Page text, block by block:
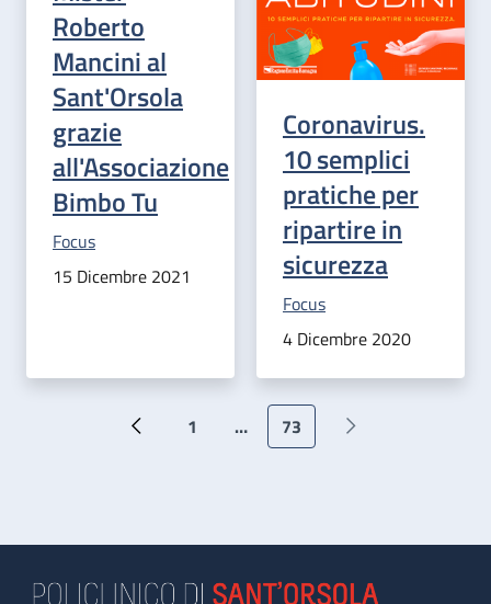
Roberto
Mancini al
Sant'Orsola
grazie
all'Associazione
Bimbo Tu
Categoria correlata:
Focus
15 Dicembre 2021
Coronavirus.
10 semplici
pratiche per
ripartire in
sicurezza
Categoria correlata:
Focus
4 Dicembre 2020
Paginazione
Pagina precedente
Prima pagina
1 … Pagina attuale
73 Pagina successiva